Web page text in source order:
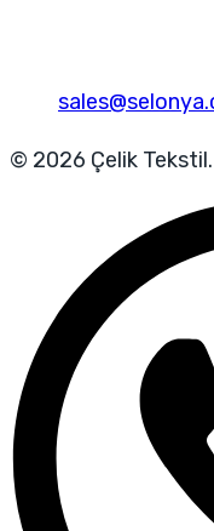
© 2026 Çelik Tekstil.